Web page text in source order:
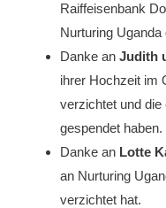
Raiffeisenbank
Nurturing Uganda
Danke anJudith
ihrer Hochzeit im
verzichtet und die
gespendet haben.
Danke an Lotte
an Nurturing
verzichtet hat.